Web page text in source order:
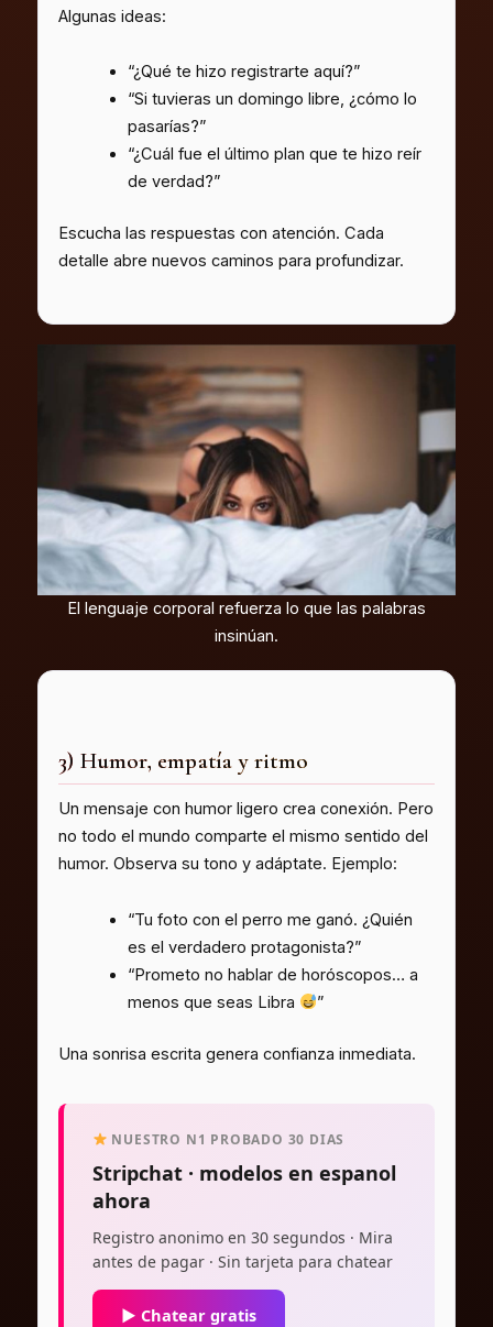
Algunas ideas:
“¿Qué te hizo registrarte aquí?”
“Si tuvieras un domingo libre, ¿cómo lo
pasarías?”
“¿Cuál fue el último plan que te hizo reír
de verdad?”
Escucha las respuestas con atención. Cada
detalle abre nuevos caminos para profundizar.
El lenguaje corporal refuerza lo que las palabras
insinúan.
3) Humor, empatía y ritmo
Un mensaje con humor ligero crea conexión. Pero
no todo el mundo comparte el mismo sentido del
humor. Observa su tono y adáptate. Ejemplo:
“Tu foto con el perro me ganó. ¿Quién
es el verdadero protagonista?”
“Prometo no hablar de horóscopos… a
menos que seas Libra
”
Una sonrisa escrita genera confianza inmediata.
NUESTRO N1 PROBADO 30 DIAS
Stripchat · modelos en espanol
ahora
Registro anonimo en 30 segundos · Mira
antes de pagar · Sin tarjeta para chatear
▶ Chatear gratis